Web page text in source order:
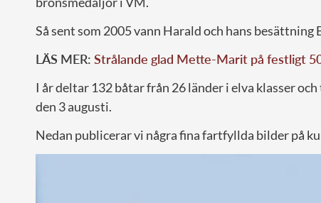
Så sent som 2005 vann Harald och hans
LÄS MER: Strålande glad Mette-Marit på festligt
I år deltar 132 båtar från 26 länder i elva klasser
den 3 augusti.
Nedan publicerar vi några fina fartfyllda bilder på